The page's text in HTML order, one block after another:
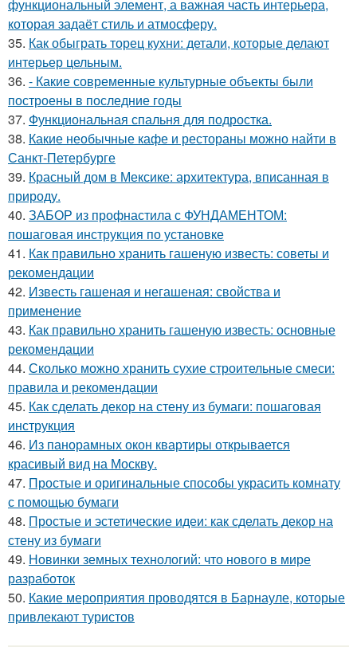
функциональный элемент, а важная часть интерьера,
которая задаёт стиль и атмосферу.
35. Как обыграть торец кухни: детали, которые делают
интерьер цельным.
36. - Какие современные культурные объекты были
построены в последние годы
37. Функциональная спальня для подростка.
38. Какие необычные кафе и рестораны можно найти в
Санкт-Петербурге
39. Красный дом в Мексике: архитектура, вписанная в
природу.
40. ЗАБОР из профнастила с ФУНДАМЕНТОМ:
пошаговая инструкция по установке
41. Как правильно хранить гашеную известь: советы и
рекомендации
42. Известь гашеная и негашеная: свойства и
применение
43. Как правильно хранить гашеную известь: основные
рекомендации
44. Сколько можно хранить сухие строительные смеси:
правила и рекомендации
45. Как сделать декор на стену из бумаги: пошаговая
инструкция
46. Из панорамных окон квартиры открывается
красивый вид на Москву.
47. Простые и оригинальные способы украсить комнату
с помощью бумаги
48. Простые и эстетические идеи: как сделать декор на
стену из бумаги
49. Новинки земных технологий: что нового в мире
разработок
50. Какие мероприятия проводятся в Барнауле, которые
привлекают туристов